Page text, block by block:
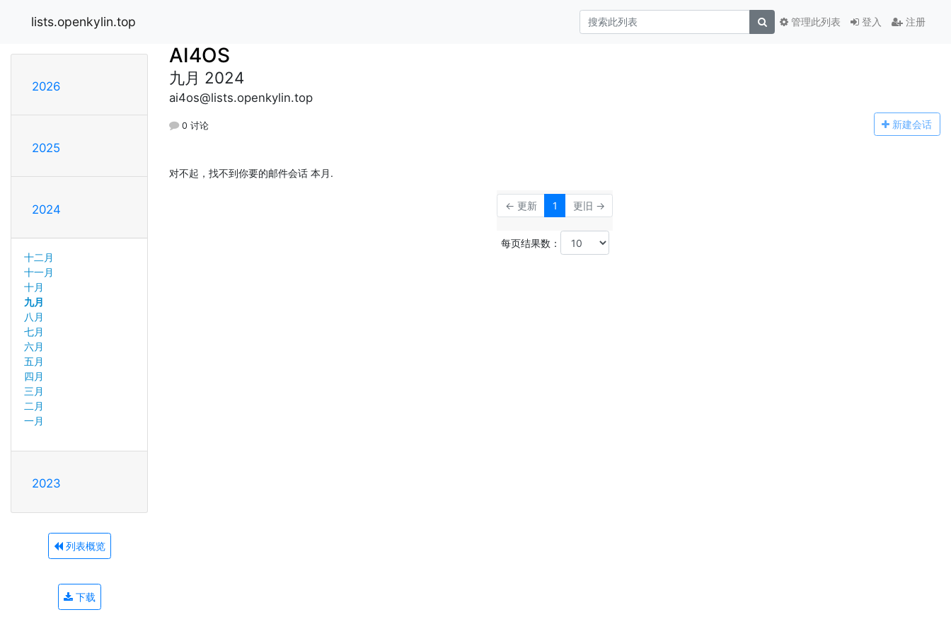
lists.openkylin.top 登入 注册
管理此列表
2026
2025
2024
十二月
十一月
十月
九月
八月
七月
六月
五月
四月
三月
二月
一月
2023
列表概览
下载
AI4OS
九月 2024
ai4os@lists.openkylin.top
0 讨论 新建会话
对不起，找不到你要的邮件会话 本月.
← 更新 1 更旧 →
每页结果数：